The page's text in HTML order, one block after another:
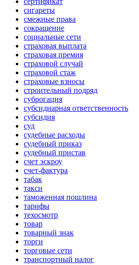
сигареты
смежные права
сокращение
социальные сети
страховая выплата
страховая премия
страховой случай
страховой стаж
страховые взносы
строительный подряд
суброгация
субсидиарная ответственность
субсидия
суд
судебные расходы
судебный приказ
судебный пристав
счет эскроу
счет-фактура
табак
такси
таможенная пошлина
тарифы
техосмотр
товар
товарный знак
торги
торговые сети
транспортный налог